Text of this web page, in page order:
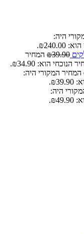
היה:
₪39.90
המחיר
הנוכחי הוא: ₪34.90.
המחיר המקורי היה:
היה: